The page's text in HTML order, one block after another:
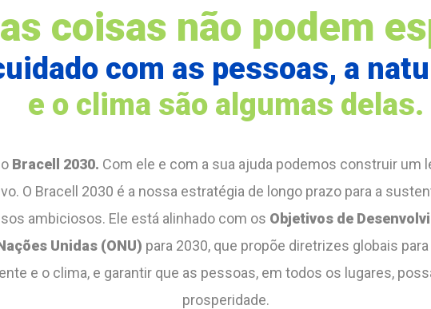
coisas não podem
com as pessoas, a
e o clima são algumas delas.
Bracell 2030. Com ele e com a sua ajuda podemos construir um
O Bracell 2030 é a nossa estratégia de longo prazo para a
ambiciosos. Ele está alinhado com os Objetivos de
Unidas (ONU) para 2030, que propõe diretrizes globais
e o clima, e garantir que as pessoas, em todos os lugares,
prosperidade.